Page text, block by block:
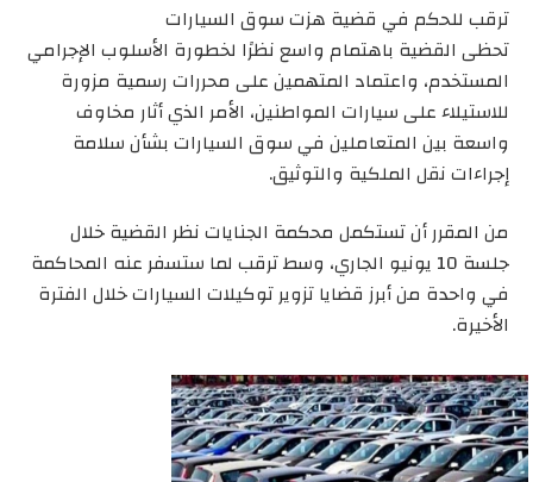
ترقب للحكم في قضية هزت سوق السيارات
تحظى القضية باهتمام واسع نظرًا لخطورة الأسلوب الإجرامي
المستخدم، واعتماد المتهمين على محررات رسمية مزورة
للاستيلاء على سيارات المواطنين، الأمر الذي أثار مخاوف
واسعة بين المتعاملين في سوق السيارات بشأن سلامة
إجراءات نقل الملكية والتوثيق.
من المقرر أن تستكمل محكمة الجنايات نظر القضية خلال
جلسة 10 يونيو الجاري، وسط ترقب لما ستسفر عنه المحاكمة
في واحدة من أبرز قضايا تزوير توكيلات السيارات خلال الفترة
الأخيرة.